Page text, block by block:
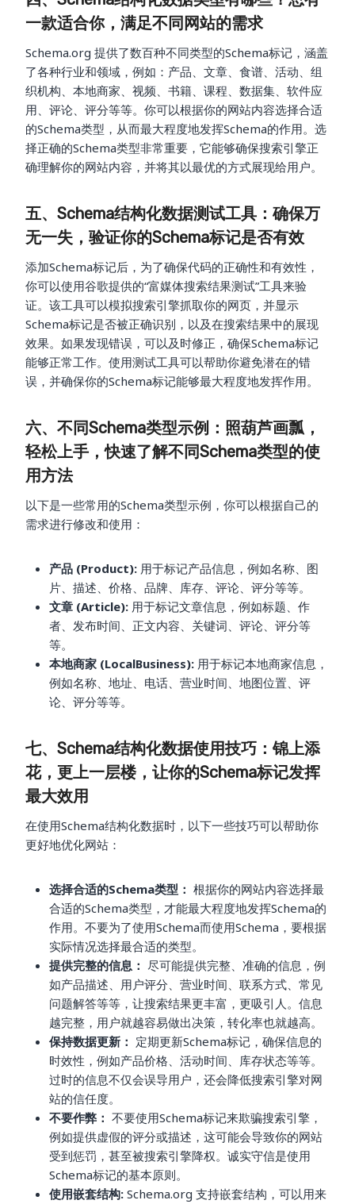
一款适合你，满足不同网站的需求
Schema.org 提供了数百种不同类型的Schema标记，涵盖
了各种行业和领域，例如：产品、文章、食谱、活动、组
织机构、本地商家、视频、书籍、课程、数据集、软件应
用、评论、评分等等。你可以根据你的网站内容选择合适
的Schema类型，从而最大程度地发挥Schema的作用。选
择正确的Schema类型非常重要，它能够确保搜索引擎正
确理解你的网站内容，并将其以最优的方式展现给用户。
五、Schema结构化数据测试工具：确保万
无一失，验证你的Schema标记是否有效
添加Schema标记后，为了确保代码的正确性和有效性，
你可以使用谷歌提供的“富媒体搜索结果测试”工具来验
证。该工具可以模拟搜索引擎抓取你的网页，并显示
Schema标记是否被正确识别，以及在搜索结果中的展现
效果。如果发现错误，可以及时修正，确保Schema标记
能够正常工作。使用测试工具可以帮助你避免潜在的错
误，并确保你的Schema标记能够最大程度地发挥作用。
六、不同Schema类型示例：照葫芦画瓢，
轻松上手，快速了解不同Schema类型的使
用方法
以下是一些常用的Schema类型示例，你可以根据自己的
需求进行修改和使用：
产品 (Product): 用于标记产品信息，例如名称、图
片、描述、价格、品牌、库存、评论、评分等等。
文章 (Article): 用于标记文章信息，例如标题、作
者、发布时间、正文内容、关键词、评论、评分等
等。
本地商家 (LocalBusiness): 用于标记本地商家信息，
例如名称、地址、电话、营业时间、地图位置、评
论、评分等等。
七、Schema结构化数据使用技巧：锦上添
花，更上一层楼，让你的Schema标记发挥
最大效用
在使用Schema结构化数据时，以下一些技巧可以帮助你
更好地优化网站：
选择合适的Schema类型： 根据你的网站内容选择最
合适的Schema类型，才能最大程度地发挥Schema的
作用。不要为了使用Schema而使用Schema，要根据
实际情况选择最合适的类型。
提供完整的信息： 尽可能提供完整、准确的信息，例
如产品描述、用户评分、营业时间、联系方式、常见
问题解答等等，让搜索结果更丰富，更吸引人。信息
越完整，用户就越容易做出决策，转化率也就越高。
保持数据更新： 定期更新Schema标记，确保信息的
时效性，例如产品价格、活动时间、库存状态等等。
过时的信息不仅会误导用户，还会降低搜索引擎对网
站的信任度。
不要作弊： 不要使用Schema标记来欺骗搜索引擎，
例如提供虚假的评分或描述，这可能会导致你的网站
受到惩罚，甚至被搜索引擎降权。诚实守信是使用
Schema标记的基本原则。
使用嵌套结构: Schema.org 支持嵌套结构，可以用来